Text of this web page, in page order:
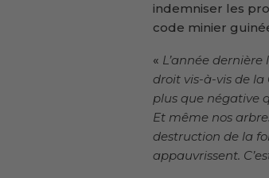
indemniser les
code minier
« L’année
droit vis-à-vis de la
plus que négative
Et même nos
destruction de la
appauvrissent.